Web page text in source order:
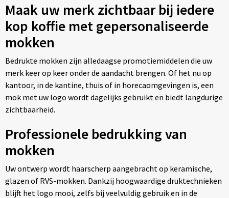
Maak uw merk zichtbaar bij iedere
kop koffie met gepersonaliseerde
mokken
Bedrukte mokken zijn alledaagse promotiemiddelen die uw
merk keer op keer onder de aandacht brengen. Of het nu op
kantoor, in de kantine, thuis of in horecaomgevingen is, een
mok met uw logo wordt dagelijks gebruikt en biedt langdurige
zichtbaarheid.
Professionele bedrukking van
mokken
Uw ontwerp wordt haarscherp aangebracht op keramische,
glazen of RVS-mokken. Dankzij hoogwaardige druktechnieken
blijft het logo mooi, zelfs bij veelvuldig gebruik en in de